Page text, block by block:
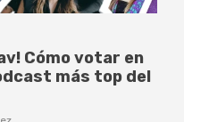
Cómo votar en
más top del